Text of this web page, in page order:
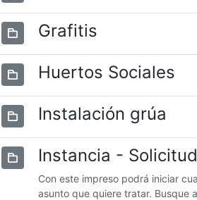
Grafitis
Huertos Sociales
Instalación grúa
Instancia -
Con este impreso podrá iniciar
asunto que quiere tratar. Busque